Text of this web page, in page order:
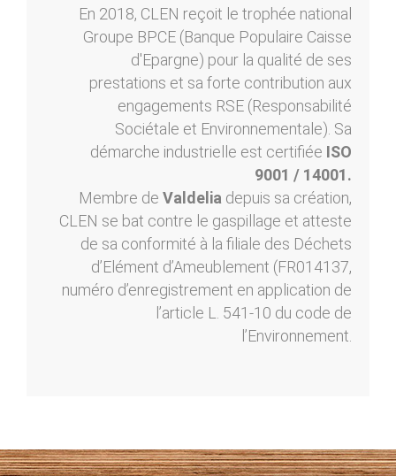
En 2018, CLEN reçoit le trophée national
Groupe BPCE (Banque Populaire Caisse
d'Epargne) pour la qualité de ses
prestations et sa forte contribution aux
engagements RSE (Responsabilité
Sociétale et Environnementale). Sa
démarche industrielle est certifiée ISO
9001 / 14001.
Membre de Valdelia depuis sa création,
CLEN se bat contre le gaspillage et atteste
de sa conformité à la filiale des Déchets
d’Elément d’Ameublement (FR014137,
numéro d’enregistrement en application de
l’article L. 541-10 du code de
l’Environnement.